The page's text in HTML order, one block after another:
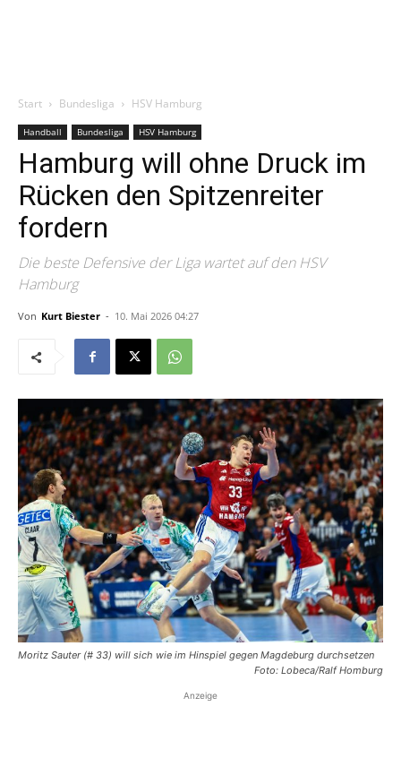
Start Bundesliga HSV Hamburg
Handball Bundesliga HSV Hamburg
Hamburg will ohne Druck im
Rücken den Spitzenreiter
fordern
Die beste Defensive der Liga wartet auf den HSV
Hamburg
Von Kurt Biester - 10. Mai 2026 04:27
Moritz Sauter (# 33) will sich wie im Hinspiel gegen Magdeburg durchsetzen
Foto: Lobeca/Ralf Homburg
Anzeige